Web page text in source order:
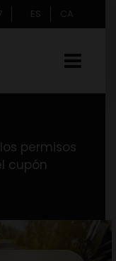
ES CA
permisos
cupón